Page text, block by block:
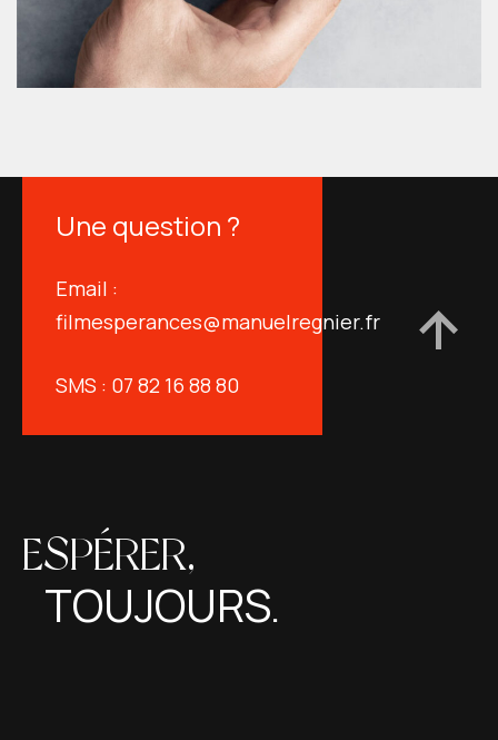
ESPÉRER,
TOUJOURS.
Une question ?
Email :
filmesperances@manuelregnier.fr
SMS : 07 82 16 88 80